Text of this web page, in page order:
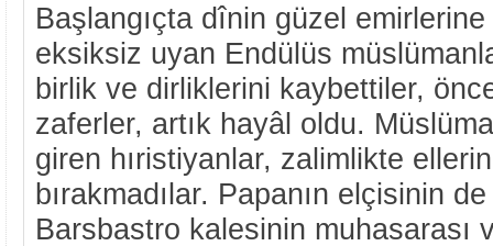
Başlangıçta dînin güzel
eksiksiz uyan Endülüs
birlik ve dirliklerini kaybettiler,
zaferler, artık hayâl oldu.
giren hıristiyanlar, zalimlikte
bırakmadılar. Papanın elçisinin
Barsbastro kalesinin muhasarası